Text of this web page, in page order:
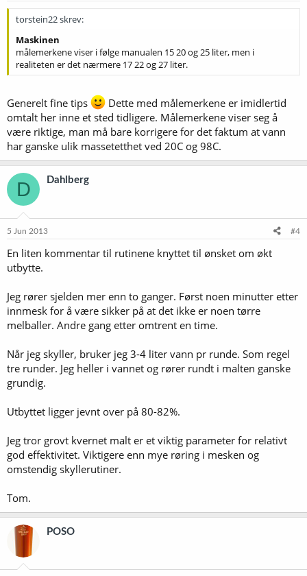
torstein22 skrev:
Maskinen
målemerkene viser i følge manualen 15 20 og 25 liter, men i
realiteten er det nærmere 17 22 og 27 liter.
Generelt fine tips
Dette med målemerkene er imidlertid
omtalt her inne et sted tidligere. Målemerkene viser seg å
være riktige, man må bare korrigere for det faktum at vann
har ganske ulik massetetthet ved 20C og 98C.
D Dahlberg
5 Jun 2013 #4
En liten kommentar til rutinene knyttet til ønsket om økt
utbytte.
Jeg rører sjelden mer enn to ganger. Først noen minutter etter
innmesk for å være sikker på at det ikke er noen tørre
melballer. Andre gang etter omtrent en time.
Når jeg skyller, bruker jeg 3-4 liter vann pr runde. Som regel
tre runder. Jeg heller i vannet og rører rundt i malten ganske
grundig.
Utbyttet ligger jevnt over på 80-82%.
Jeg tror grovt kvernet malt er et viktig parameter for relativt
god effektivitet. Viktigere enn mye røring i mesken og
omstendig skyllerutiner.
Tom.
POSO